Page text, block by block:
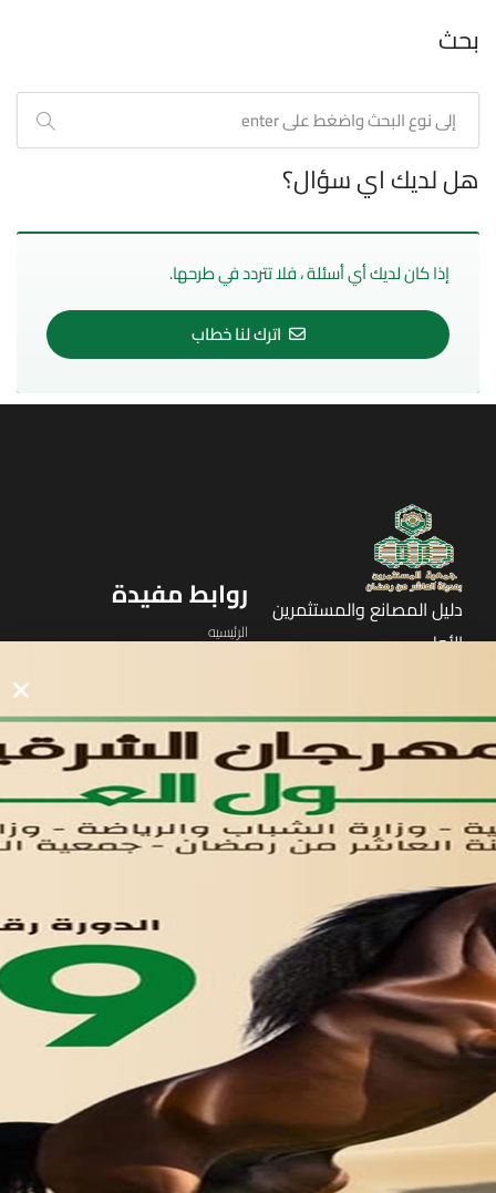
بحث
هل لديك اي سؤال؟
إذا كان لديك أي أسئلة ، فلا تتردد في طرحها.
اترك لنا خطاب
دليل المصانع والمستثمرين
الأول
روابط مفيدة
الرئيسيه
لوحه التحكم
اتصل بنا
تواصل معنا
مدينة العاشر من رمضان
01221020029
055-4494429
055-4494406
055-4494414
info.triaeg@yahoo.com
info@triaeg-guide.com